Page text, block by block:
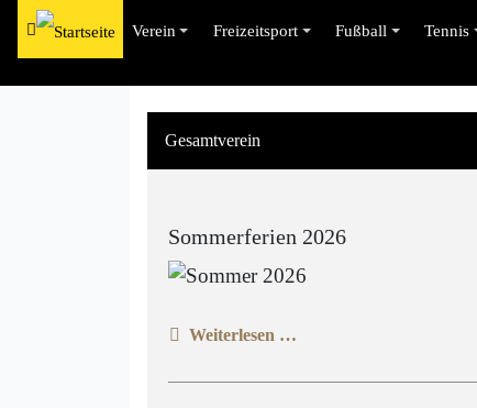
Verein Freizeitsport Fußball Tennis
Gesamtverein
Sommerferien 2026
Weiterlesen …